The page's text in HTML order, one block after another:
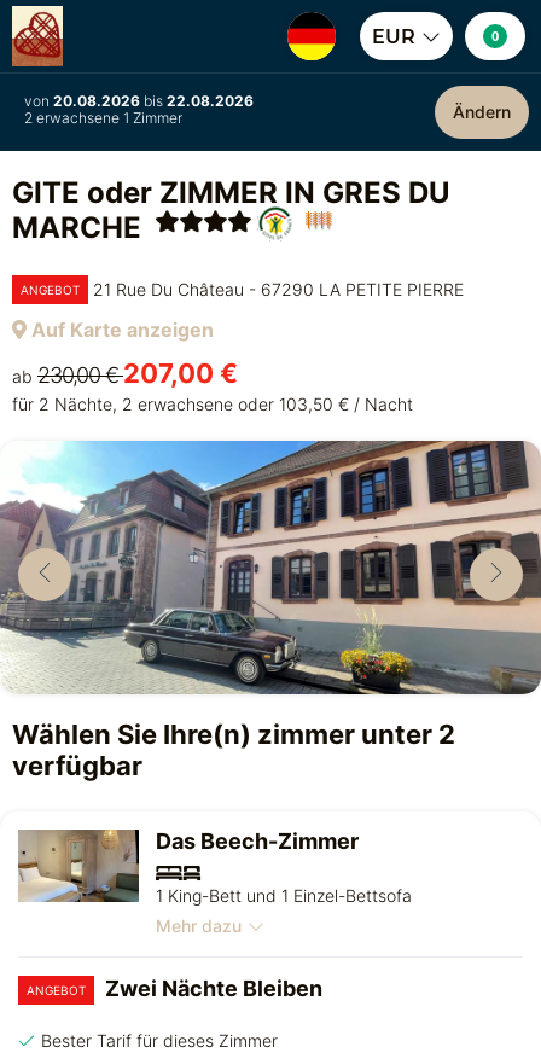
EUR 0
von 20.08.2026 bis 22.08.2026
2 erwachsene 1 Zimmer
Ändern
GITE oder ZIMMER IN GRES DU
MARCHE
ANGEBOT 21 Rue Du Château - 67290 LA PETITE PIERRE
Auf Karte anzeigen
ab 230,00 €207,00 €
für 2 Nächte, 2 erwachsene oder 103,50 € / Nacht
Wählen Sie Ihre(n) zimmer unter 2
verfügbar
Das Beech-Zimmer
1 King-Bett und 1 Einzel-Bettsofa
Mehr dazu
ANGEBOT Zwei Nächte Bleiben
Bester Tarif für dieses Zimmer